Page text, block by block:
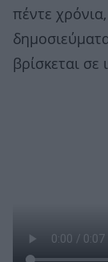
πέντε
βρίσκεται σε